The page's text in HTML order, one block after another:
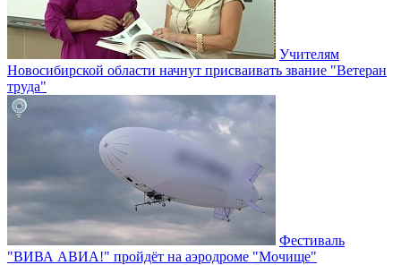
Учителям
Новосибирской области начнут присваивать звание "Ветеран
труда"
Фестиваль
"ВИВА АВИА!" пройдёт на аэродроме "Мочище"